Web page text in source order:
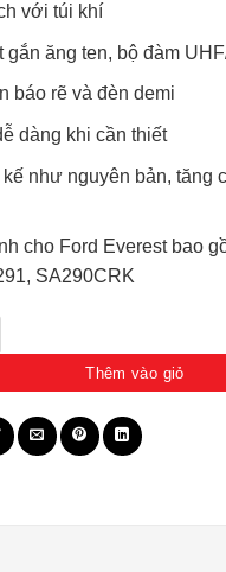
với túi khí
gắn ăng ten, bộ đàm
báo rẽ và đèn demi
dàng khi cần thiết
như nguyên bản, tăng
cho Ford Everest bao
SA290CRK
cho Everest sau 2022 số
Thêm vào giỏ